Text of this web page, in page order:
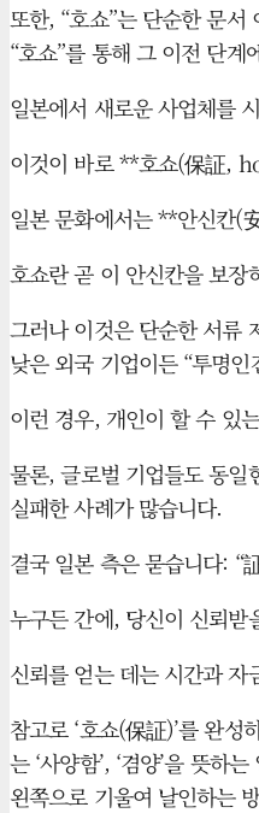
또한, “호쇼”는 단순한 문
“호쇼”를 통해 그 이전 단
일본에서 새로운 사업체를
이것이 바로 **호쇼(保証,
일본 문화에서는 **안신칸
호쇼란 곧 이 안신칸을 보장
그러나 이것은 단순한 서류
낮은 외국 기업이든 “투명
이런 경우, 개인이 할 수 있
물론, 글로벌 기업들도 동일
실패한 사례가 많습니다.
결국 일본 측은 묻습니다: “
누구든 간에, 당신이 신뢰
신뢰를 얻는 데는 시간과
참고로 ‘호쇼(保証)’를 완
는 ‘사양함’, ‘겸양’을 뜻하
왼쪽으로 기울여 날인하는